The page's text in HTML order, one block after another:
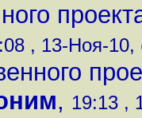
, 13-Ноя-10,
, 19:13 ,